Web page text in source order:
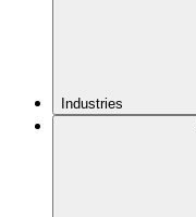
Industries